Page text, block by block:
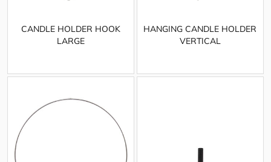
CANDLE HOLDER HOOK
LARGE
HANGING CANDLE HOLDER
VERTICAL